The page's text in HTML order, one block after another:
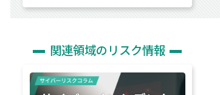
関連領域のリスク情報